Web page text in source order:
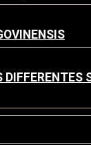
DIFFERENTES